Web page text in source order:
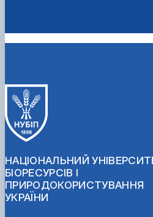
НАЦІОНАЛЬНИЙ
БІОРЕСУРСІВ І
ПРИРОДОКОРИСТУВАННЯ
УКРАЇНИ